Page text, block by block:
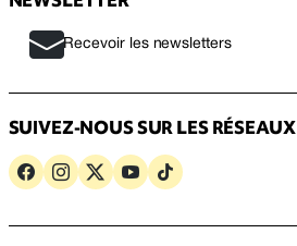
Recevoir les newsletters
SUIVEZ-NOUS SUR LES RÉSEAUX